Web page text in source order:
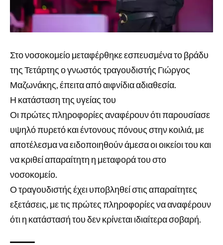
Στο νοσοκομείο μεταφέρθηκε εσπευσμένα το βράδυ
της Τετάρτης ο γνωστός τραγουδιστής Γιώργος
Μαζωνάκης, έπειτα από αιφνίδια αδιαθεσία.
Η κατάσταση της υγείας του
Οι πρώτες πληροφορίες αναφέρουν ότι παρουσίασε
υψηλό πυρετό και έντονους πόνους στην κοιλιά, με
αποτέλεσμα να ειδοποιηθούν άμεσα οι οικείοι του και
να κριθεί απαραίτητη η μεταφορά του στο
νοσοκομείο.
Ο τραγουδιστής έχει υποβληθεί στις απαραίτητες
εξετάσεις, με τις πρώτες πληροφορίες να αναφέρουν
ότι η κατάστασή του δεν κρίνεται ιδιαίτερα σοβαρή.